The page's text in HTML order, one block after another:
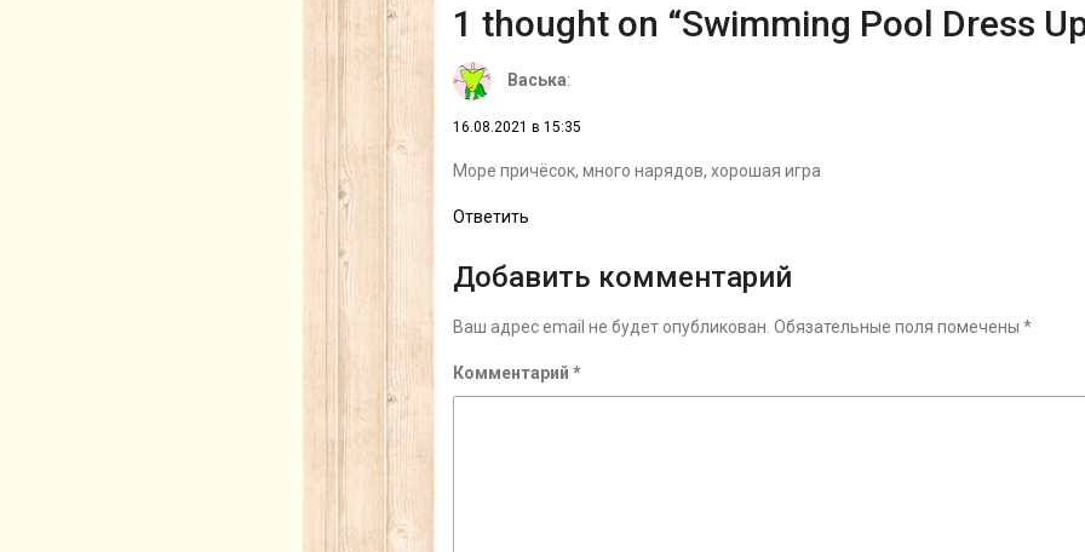
1 thought on “Swimming Pool Dress
Васька:
16.08.2021 в 15:35
Море причёсок, много нарядов, хорошая игра
Ответить
Добавить комментарий
Ваш адрес email не будет опубликован. Обязательные поля помечены*
Комментарий*